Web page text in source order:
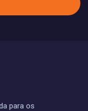
para os